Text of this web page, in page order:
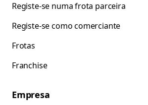
Registe-se numa frota parceira
Registe-se como comerciante
Frotas
Franchise
Empresa